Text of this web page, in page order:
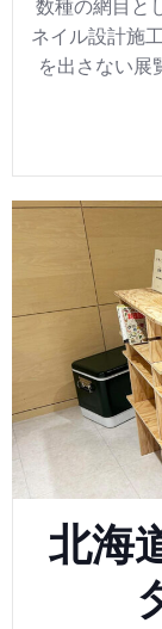
数種の網目と
ネイル設計施
を出さない展
北海